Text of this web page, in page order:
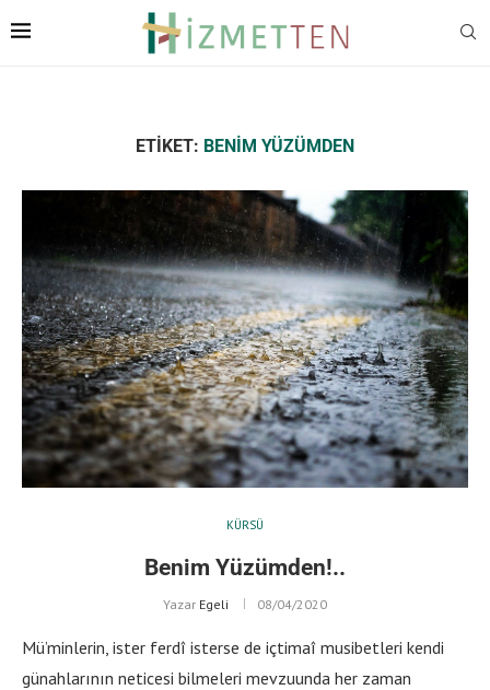
ETIKET: BENIM YÜZÜMDEN
KÜRSÜ
Benim Yüzümden!..
Yazar Egeli 08/04/2020
Mü’minlerin, ister ferdî isterse de içtimaî musibetleri kendi
günahlarının neticesi bilmeleri mevzuunda her zaman